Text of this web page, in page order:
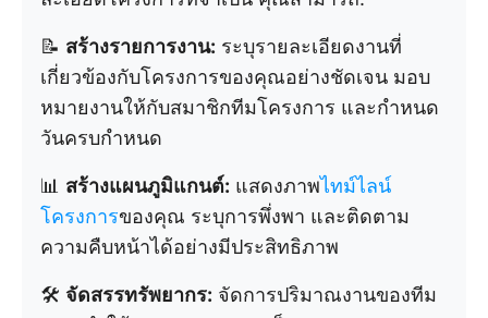
📝 สร้างรายการงาน: ระบุรายละเอียดงานที่
เกี่ยวข้องกับโครงการของคุณอย่างชัดเจน มอบ
หมายงานให้กับสมาชิกทีมโครงการ และกำหนด
วันครบกำหนด
📊 สร้างแผนภูมิแกนต์: แสดงภาพไทม์ไลน์
โครงการของคุณ ระบุการพึ่งพา และติดตาม
ความคืบหน้าได้อย่างมีประสิทธิภาพ
🛠️ จัดสรรทรัพยากร: จัดการปริมาณงานของทีม